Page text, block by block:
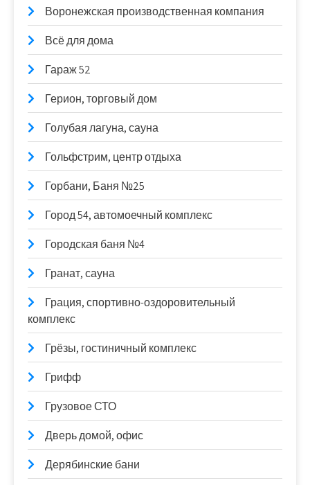
Воронежская производственная компания
Всё для дома
Гараж 52
Герион, торговый дом
Голубая лагуна, сауна
Гольфстрим, центр отдыха
Горбани, Баня №25
Город 54, автомоечный комплекс
Городская баня №4
Гранат, сауна
Грация, спортивно-оздоровительный
комплекс
Грёзы, гостиничный комплекс
Грифф
Грузовое СТО
Дверь домой, офис
Дерябинские бани